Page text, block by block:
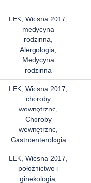
LEK, Wiosna 2017,
medycyna
rodzinna,
Alergologia,
Medycyna
rodzinna
LEK, Wiosna 2017,
choroby
wewnętrzne,
Choroby
wewnętrzne,
Gastroenterologia
LEK, Wiosna 2017,
położnictwo i
ginekologia,